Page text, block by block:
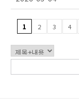
1 2 3 4